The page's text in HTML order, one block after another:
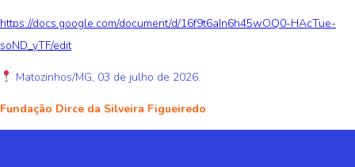
https://docs.google.com/document/d/16f9t6aIn6h45wOQ0-HAcTue-
soND_yTF/edit
Matozinhos/MG, 03 de julho de 2026.
Fundação Dirce da Silveira Figueiredo